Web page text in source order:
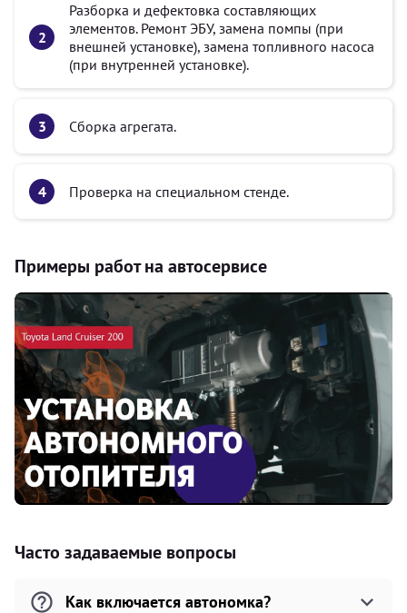
Разборка и дефектовка составляющих
элементов. Ремонт ЭБУ, замена помпы (при
внешней установке), замена топливного насоса
(при внутренней установке).
Сборка агрегата.
Проверка на специальном стенде.
Примеры работ на автосервисе
Часто задаваемые вопросы
Как включается автономка?